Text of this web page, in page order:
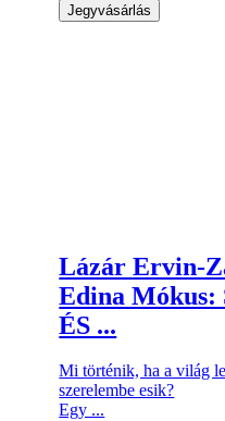
Jegyvásárlás
Lázár Ervin-
Edina Mókus:
ÉS ...
Mi történik, ha a világ
szerelembe esik?
Egy ...